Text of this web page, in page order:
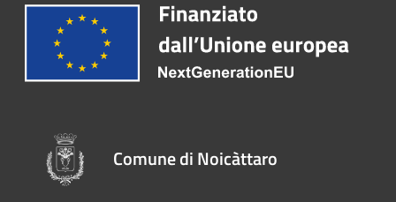
Comune di Noicàttaro